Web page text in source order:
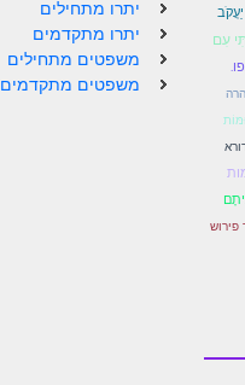
יתרו מתחילים
יתרו מתקדמים
משפטים מתחילים
משפטים מתקדמים
יַעֲקֹב
עִם
פירוש